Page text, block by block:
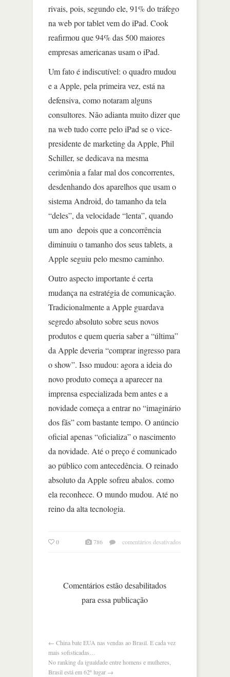
rivais, pois, segundo ele, 91% do tráfego
na web por tablet vem do iPad. Cook
reafirmou que 94% das 500 maiores
empresas americanas usam o iPad.
Um fato é indiscutível: o quadro mudou
e a Apple, pela primeira vez, está na
defensiva, como notaram alguns
consultores. Não adianta muito dizer que
na web tudo corre pelo iPad se o vice-
presidente de marketing da Apple, Phil
Schiller, se dedicava na mesma
cerimônia a falar mal dos concorrentes,
desdenhando dos aparelhos que usam o
sistema Android, do tamanho da tela
“deles”, da velocidade “lenta”, quando
um ano depois que a concorrência
diminuiu o tamanho dos seus tablets, a
Apple seguiu pelo mesmo caminho.
Outro aspecto importante é certa
mudança na estratégia de comunicação.
Tradicionalmente a Apple guardava
segredo absoluto sobre seus novos
produtos e quem queria saber a “última”
da Apple deveria “comprar ingresso para
o show”. Isso mudou: agora a ideia do
novo produto começa a aparecer na
imprensa especializada bem antes e a
novidade começa a entrar no “imaginário
dos fãs” com bastante tempo. O anúncio
oficial apenas “oficializa” o nascimento
da novidade. Até o preço é comunicado
ao público com antecedência. O reinado
absoluto da Apple sofreu abalos. como
ela reconhece. O mundo mudou. Até no
reino da alta tecnologia.
0 786 comentários desativados
Comentários estão desabilitados
para essa publicação
← China bate EUA nas vendas ao Brasil. E cada vez
mais sofisticadas…
No ranking da igualdade entre homens e mulheres,
Brasil está em 62º lugar →